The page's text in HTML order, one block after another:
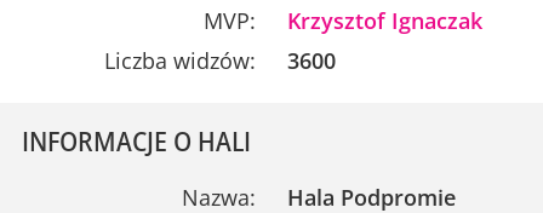
MVP:
Krzysztof Ignaczak
Liczba widzów:
3600
INFORMACJE O HALI
Nazwa:
Hala Podpromie